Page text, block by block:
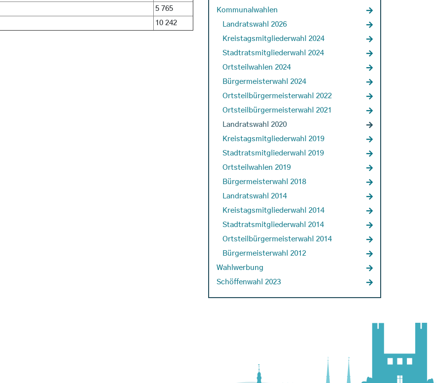
5 765
10 242
Kommunalwahlen
Landratswahl 2026
Kreistagsmitgliederwahl 2024
Stadtratsmitgliederwahl 2024
Ortsteilwahlen 2024
Bürgermeisterwahl 2024
Ortsteilbürgermeisterwahl 2022
Ortsteilbürgermeisterwahl 2021
Landratswahl 2020
Kreistagsmitgliederwahl 2019
Stadtratsmitgliederwahl 2019
Ortsteilwahlen 2019
Bürgermeisterwahl 2018
Landratswahl 2014
Kreistagsmitgliederwahl 2014
Stadtratsmitgliederwahl 2014
Ortsteilbürgermeisterwahl 2014
Bürgermeisterwahl 2012
Wahlwerbung
Schöffenwahl 2023